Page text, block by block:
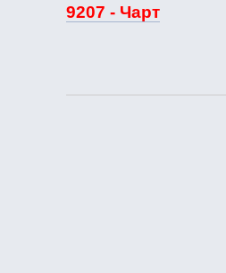
9207 - Чарт